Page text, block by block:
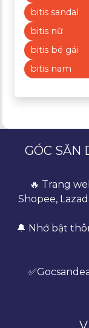
bitis sandal
bitis nữ
bitis bé gái
bitis nam
GÓC SĂN
🔥 Trang
Shopee,
🔔 Nhớ bật